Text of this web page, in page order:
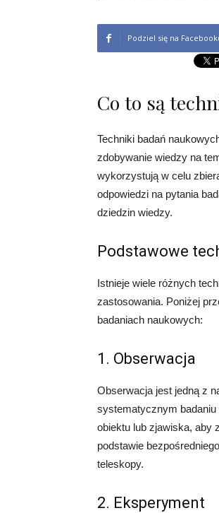
Podziel się na
Co to są
Techniki badań
zdobywanie wiedzy na
wykorzystują w celu
odpowiedzi na pytania
dziedzin wiedzy.
Podstawowe
Istnieje wiele różnych
zastosowania. Poniżej
badaniach naukowych:
1. Obserwacja
Obserwacja jest jedną z
systematycznym
obiektu lub zjawiska, aby
podstawie
teleskopy.
2. Eksperyment